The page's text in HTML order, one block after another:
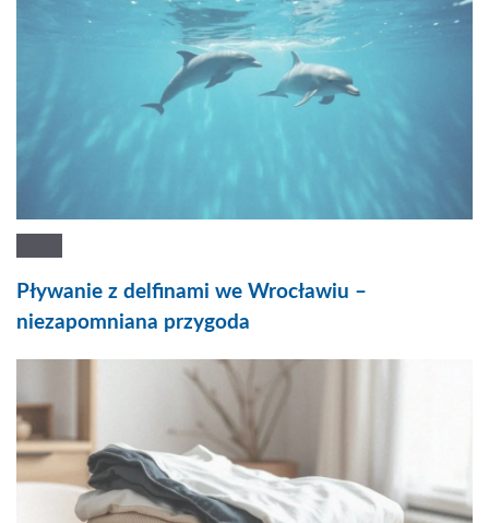
Pływanie z delfinami we Wrocławiu –
niezapomniana przygoda